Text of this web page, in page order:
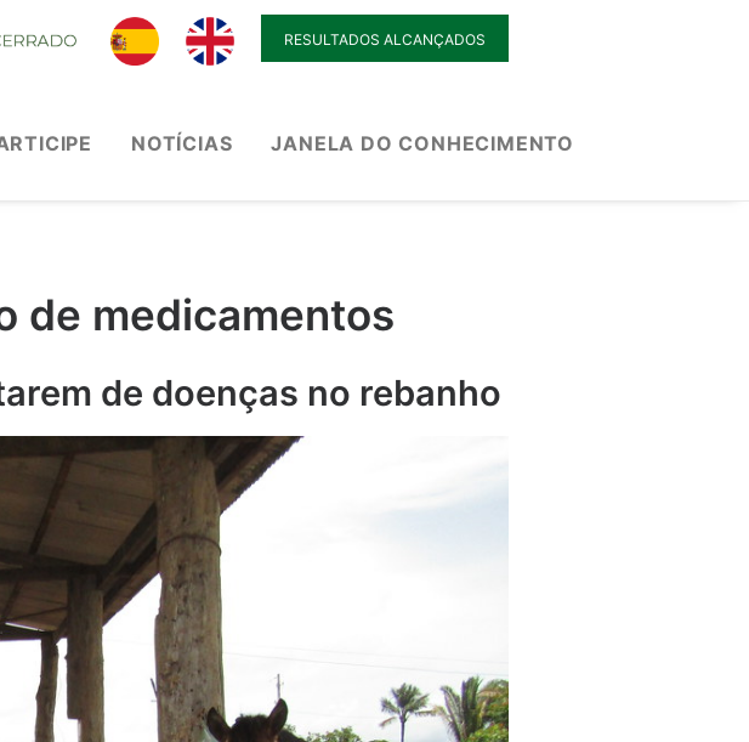
RESULTADOS ALCANÇADOS
NOTÍCIAS JANELA DO CONHECIMENTO
de medicamentos
de doenças no rebanho